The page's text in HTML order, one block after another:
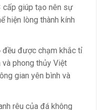
cấp giúp tạo nên sự
hiện lòng thành kính
đều được chạm khắc tỉ
phong thủy Việt
gian yên bình và
rêu của đá không